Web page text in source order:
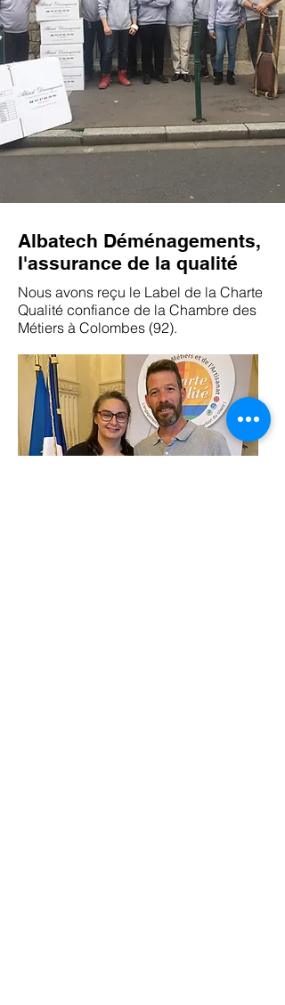
Albatech Déménagements,
l'assurance de la qualité
Nous avons reçu le Label de la Charte
Qualité confiance de la Chambre des
Métiers à Colombes (92).